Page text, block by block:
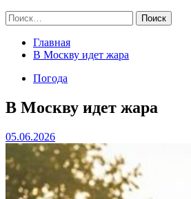
Найти:
Главная
В Москву идет жара
Погода
В Москву идет жара
05.06.2026